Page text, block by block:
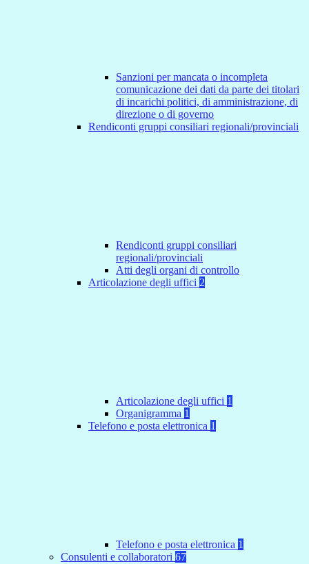
Sanzioni per mancata o incompleta
comunicazione dei dati da parte dei titolari
di incarichi politici, di amministrazione, di
direzione o di governo
Rendiconti gruppi consiliari regionali/provinciali
Rendiconti gruppi consiliari
regionali/provinciali
Atti degli organi di controllo
Articolazione degli uffici 2
Articolazione degli uffici 1
Organigramma 1
Telefono e posta elettronica 1
Telefono e posta elettronica 1
Consulenti e collaboratori 67